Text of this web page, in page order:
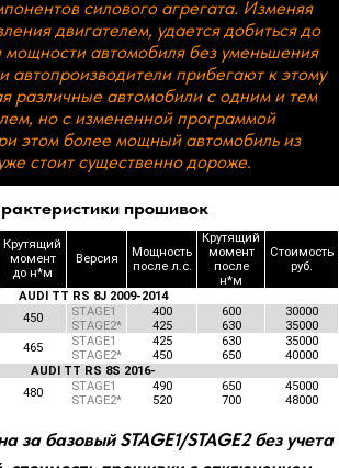
прошивок
Крутящий
момент
до н*м
Версия
Мощность
после л.с.
Крутящий
момент
после
н*м
Стоимость
руб.
AUDI TT RS 8J 2009-2014
450
STAGE1
STAGE2*
400
425
600
630
30000
35000
465
STAGE1
STAGE2*
425
450
630
650
35000
40000
AUDI TT RS 8S 2016-
480
STAGE1
STAGE2*
490
520
650
700
45000
48000
труб без катализаторов или с
более производительный
и акциях Вы можете узнать в
сетях.